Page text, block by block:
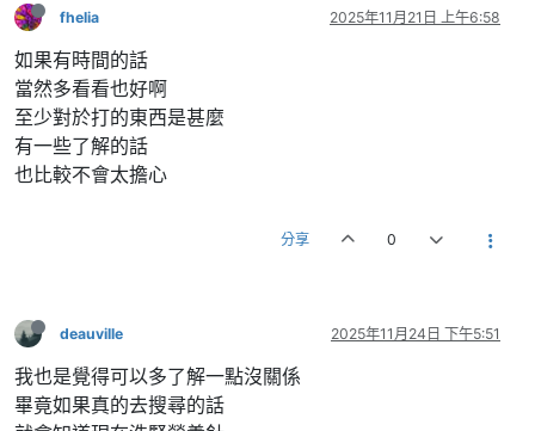
fhelia 2025年11月21日 上午6:58
如果有時間的話
當然多看看也好啊
至少對於打的東西是甚麼
有一些了解的話
也比較不會太擔心
分享 0
deauville 2025年11月24日 下午5:51
我也是覺得可以多了解一點沒關係
畢竟如果真的去搜尋的話